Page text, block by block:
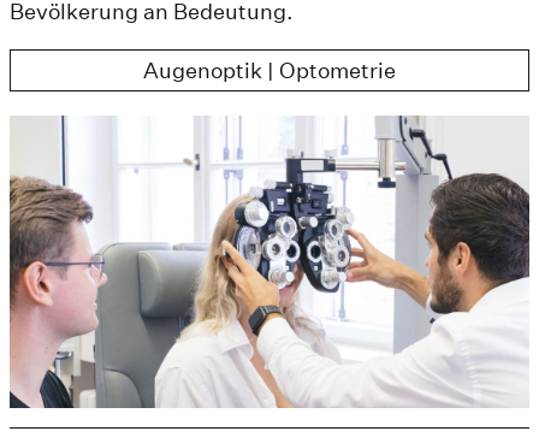
Bevölkerung an Bedeutung.
Augenoptik | Optometrie